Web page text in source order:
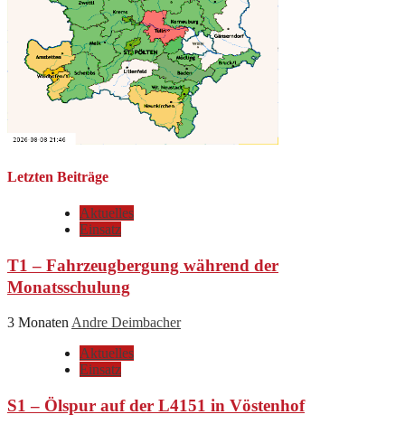
Letzten Beiträge
Aktuelles
Einsatz
T1 – Fahrzeugbergung während der
Monatsschulung
3 Monaten Andre Deimbacher
Aktuelles
Einsatz
S1 – Ölspur auf der L4151 in Vöstenhof